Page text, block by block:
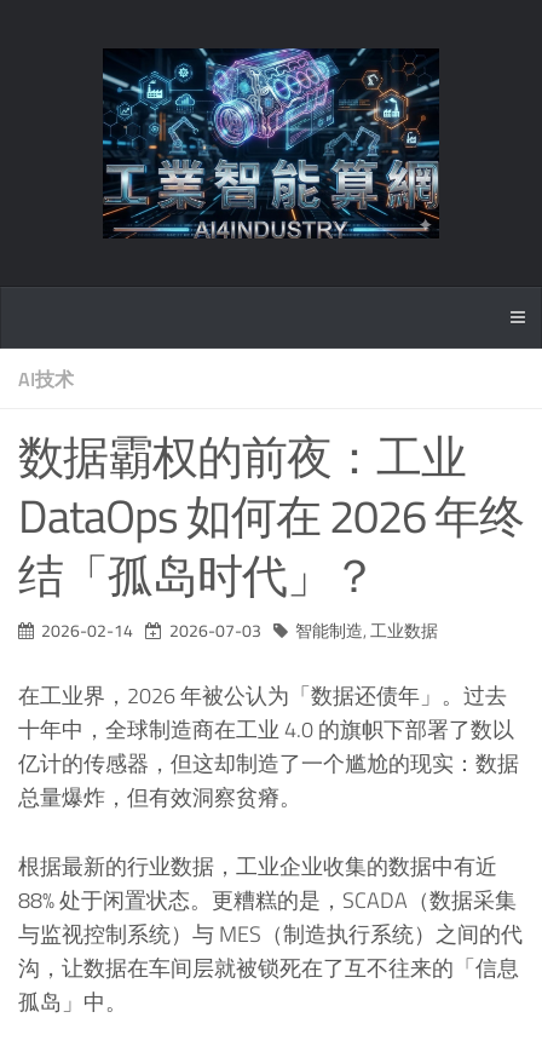
AI技术
数据霸权的前夜：工业
DataOps 如何在 2026 年终
结「孤岛时代」？
2026-02-14 2026-07-03 智能制造,工业数据
在工业界，2026 年被公认为「数据还债年」。过去
十年中，全球制造商在工业 4.0 的旗帜下部署了数以
亿计的传感器，但这却制造了一个尴尬的现实：数据
总量爆炸，但有效洞察贫瘠。
根据最新的行业数据，工业企业收集的数据中有近
88% 处于闲置状态。更糟糕的是，SCADA（数据采集
与监视控制系统）与 MES（制造执行系统）之间的代
沟，让数据在车间层就被锁死在了互不往来的「信息
孤岛」中。